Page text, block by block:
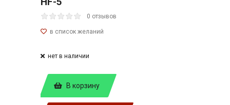
0 отзывов
нет в наличии
В корзину